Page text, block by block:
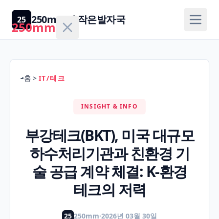
250mm
홈
의
학
25 250mm의 작은발자국
홈 > IT/테크
INSIGHT & INFO
부강테크(BKT), 미국 대규모
하수처리기관과 친환경 기
술 공급 계약 체결: K-환경
테크의 저력
25 250mm·2026년 03월 30일